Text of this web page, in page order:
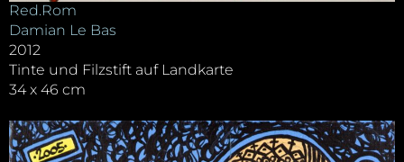
Red.Rom
Damian Le Bas
2012
Tinte und Filzstift auf Landkarte
34 x 46 cm